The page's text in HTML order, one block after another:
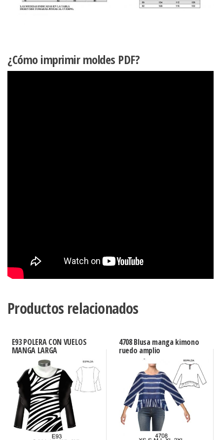
¿Cómo imprimir moldes PDF?
Productos relacionados
E93 POLERA CON VUELOS
MANGA LARGA
4708 Blusa manga kimono
ruedo amplio